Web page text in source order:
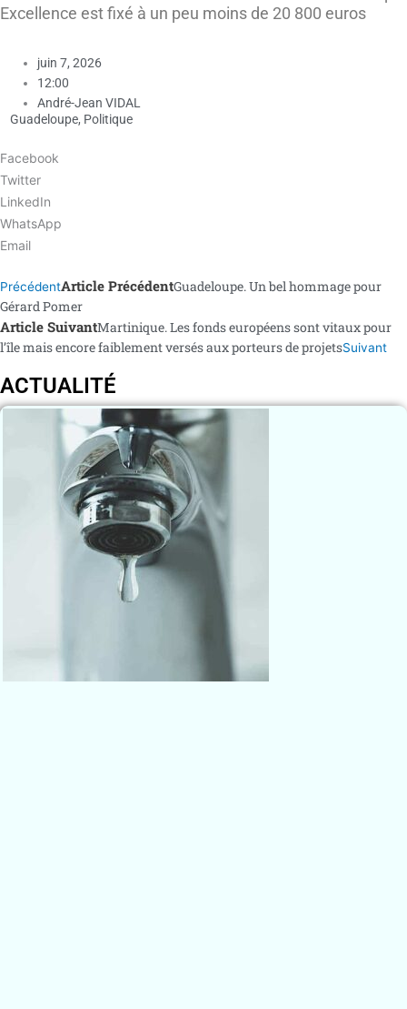
Excellence est fixé à un peu moins de 20 800 euros
juin 7, 2026
12:00
André-Jean VIDAL
Guadeloupe, Politique
Facebook
Twitter
LinkedIn
WhatsApp
Email
PrécédentArticle PrécédentGuadeloupe. Un bel hommage pour
Gérard Pomer
Article SuivantMartinique. Les fonds européens sont vitaux pour
l’île mais encore faiblement versés aux porteurs de projetsSuivant
ACTUALITÉ